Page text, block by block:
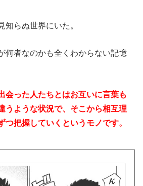
知らぬ世界にいた。
何者なのかも全くわからない記憶
会った人たちとはお互いに言葉も
うような状況で、そこから相互理
つ把握していくというモノです。